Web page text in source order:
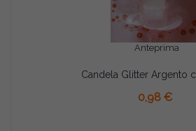
Anteprima
Candela Glitter Argento
0,98 €